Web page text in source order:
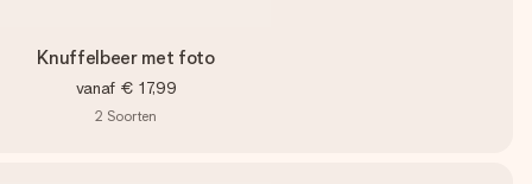
Knuffelbeer met foto
vanaf € 17,99
2 Soorten